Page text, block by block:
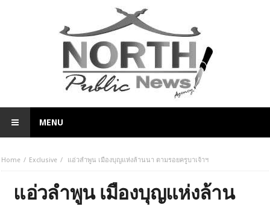
MENU
Home Exclusive แอ่วลำพูน เมืองบุญแห่งล้านนา ตามรอยครูบาเจ้าฯ
แอ่วลำพูน เมืองบุญแห่งล้าน